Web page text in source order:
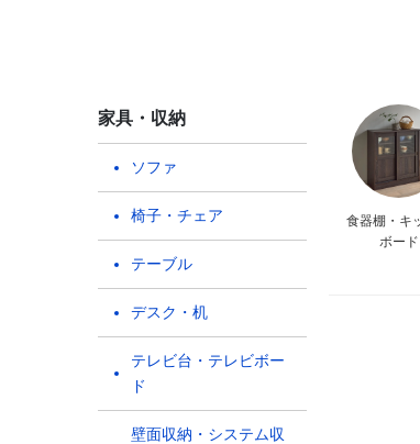
家具・収納
ソファ
椅子・チェア
テーブル
デスク・机
テレビ台・テレビボー
ド
壁面収納・システム収
食器棚・キ
ボード